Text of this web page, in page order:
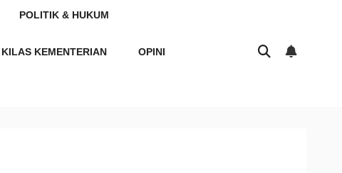
POLITIK & HUKUM
KILAS KEMENTERIAN OPINI